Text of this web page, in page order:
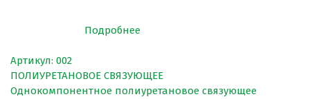
Оборудование для укладки
Детские городки
Подробнее
Артикул: 002
ПОЛИУРЕТАНОВОЕ СВЯЗУЮЩЕЕ
Однокомпонентное полиуретановое связующее